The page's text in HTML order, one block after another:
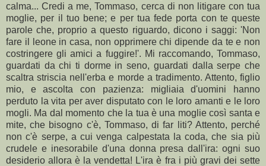
calma... Credi a me, Tommaso, cerca di non litigare con tua
moglie, per il tuo bene; e per tua fede porta con te queste
parole che, proprio a questo riguardo, dicono i saggi: 'Non
fare il leone in casa, non opprimere chi dipende da te e non
costringere gli amici a fuggire!'. Mi raccomando, Tommaso,
guardati da chi ti dorme in seno, guardati dalla serpe che
scaltra striscia nell'erba e morde a tradimento. Attento, figlio
mio, e ascolta con pazienza: migliaia d'uomini hanno
perduto la vita per aver disputato con le loro amanti e le loro
mogli. Ma dal momento che la tua è una moglie così santa e
mite, che bisogno c'è, Tommaso, di far liti? Attento, perché
non c'è serpe, a cui venga calpestata la coda, che sia più
crudele e inesorabile d'una donna presa dall'ira: ogni suo
desiderio allora è la vendetta! L'ira è fra i più gravi dei sette